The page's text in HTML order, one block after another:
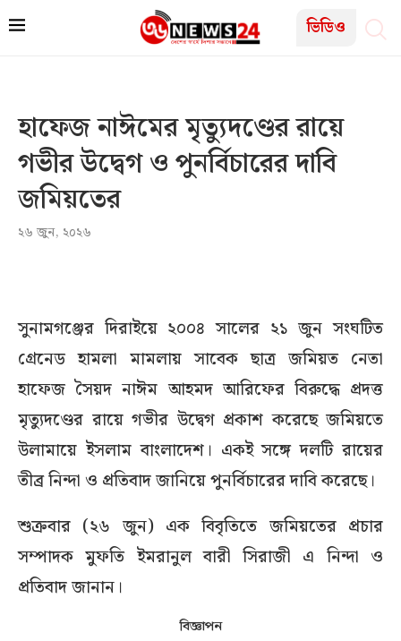
ভিডিও
হাফেজ নাঈমের মৃত্যুদণ্ডের রায়ে
গভীর উদ্বেগ ও পুনর্বিচারের দাবি
জমিয়তের
২৬ জুন, ২০২৬
সুনামগঞ্জের দিরাইয়ে ২০০৪ সালের ২১ জুন সংঘটিত
গ্রেনেড হামলা মামলায় সাবেক ছাত্র জমিয়ত নেতা
হাফেজ সৈয়দ নাঈম আহমদ আরিফের বিরুদ্ধে প্রদত্ত
মৃত্যুদণ্ডের রায়ে গভীর উদ্বেগ প্রকাশ করেছে জমিয়তে
উলামায়ে ইসলাম বাংলাদেশ। একই সঙ্গে দলটি রায়ের
তীব্র নিন্দা ও প্রতিবাদ জানিয়ে পুনর্বিচারের দাবি করেছে।
শুক্রবার (২৬ জুন) এক বিবৃতিতে জমিয়তের প্রচার
সম্পাদক মুফতি ইমরানুল বারী সিরাজী এ নিন্দা ও
প্রতিবাদ জানান।
বিজ্ঞাপন